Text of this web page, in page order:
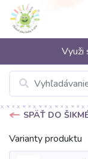
Využi
SPÄŤ DO
Varianty produktu